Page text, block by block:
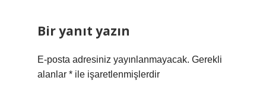
Bir yanıt yazın
E-posta adresiniz yayınlanmayacak. Gerekli
alanlar * ile işaretlenmişlerdir